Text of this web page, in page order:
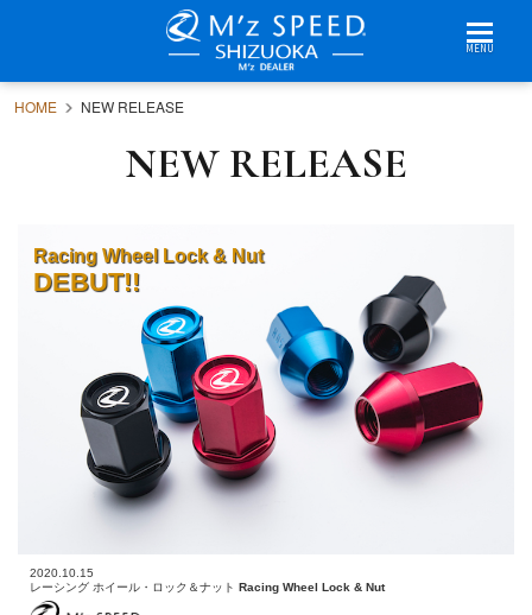
MENU
HOME NEW RELEASE
NEW RELEASE
Racing Wheel Lock & Nut
DEBUT!!
2020.10.15
レーシング ホイール・ロック＆ナット Racing Wheel Lock & Nut